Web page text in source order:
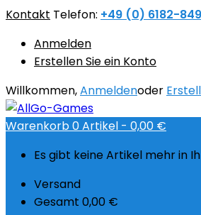
Kontakt Telefon: +49 (0) 6182-
Anmelden
Erstellen Sie ein Konto
Willkommen,Anmeldenoder
Warenkorb0Artikel - 0,00 €
Es gibt keine Artikel mehr in
Versand
Gesamt 0,00 €